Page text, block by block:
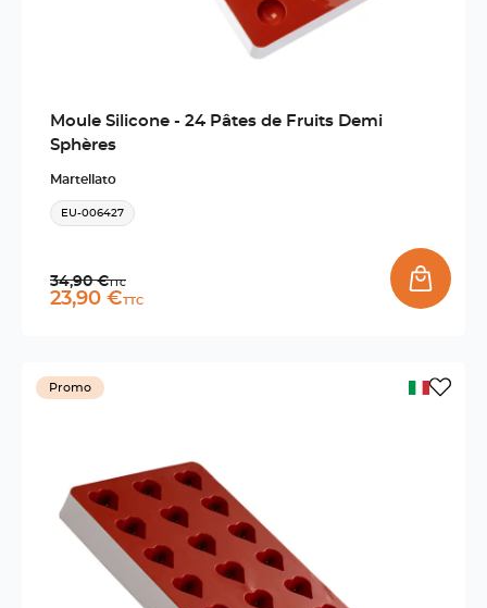
Moule Silicone - 24 Pâtes de Fruits Demi
Sphères
Martellato
EU-006427
Prix normal
34,90 €TTC
Prix promo
23,90 €TTC
Promo